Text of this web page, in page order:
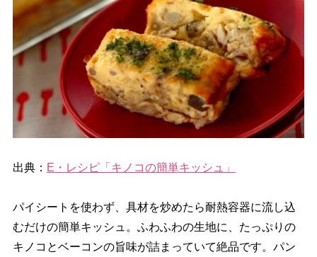
出典： E・レシピ「キノコの簡単キッシュ」
パイシートを使わず、具材を炒めたら耐熱容器に流し込
むだけの簡単キッシュ。ふわふわの生地に、たっぷりの
キノコとベーコンの旨味が詰まっていて絶品です。パン